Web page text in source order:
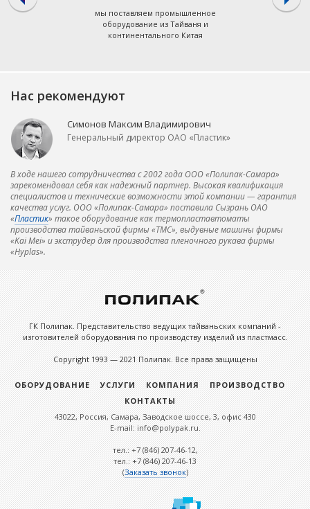
мы поставляем промышленное
оборудование из Тайваня и
континентального Китая
Нас рекомендуют
Симонов Максим Владимирович
Генеральный директор ОАО «Пластик»
В ходе нашего сотрудничества с 2002 года ООО «Полипак-Самара»
зарекомендовал себя как надежный партнер. Высокая квалификация
специалистов и технические возможности этой компании — гарантия
качества услуг. ООО «Полипак-Самара» поставила Сызрань ОАО
«Пластик» такое оборудование как термопластавтоматы
производства тайваньской фирмы «ТМС», выдувные машины фирмы
«Kai Mei» и экструдер для производства пленочного рукава фирмы
«Hyplas».
ГК Полипак. Представительство ведущих тайваньских компаний -
изготовителей оборудования по производству изделий из пластмасс.
Copyright 1993 — 2021 Полипак. Все права защищены
ОБОРУДОВАНИЕ УСЛУГИ КОМПАНИЯ
ПРОИЗВОДСТВО
КОНТАКТЫ
43022, Россия, Самара, Заводское шоссе, 3, офис 430
E-mail: info@polypak.ru.
тел.: +7 (846) 207-46-12,
тел.: +7 (846) 207-46-13
(Заказать звонок)